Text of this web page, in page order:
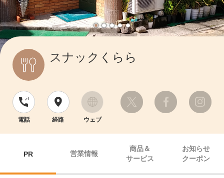
スナックくらら
電話 経路 ウェブ
PR 営業情報
商品＆
サービス
お知らせ
クーポン